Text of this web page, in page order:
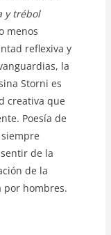
y trébol
menos
reflexiva y
la
Storni es
creativa que
Poesía de
de la
de la
por hombres.